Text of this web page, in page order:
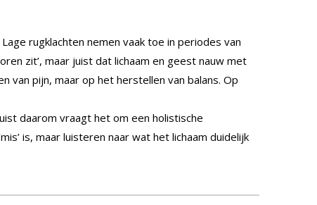
rugklachten nemen vaak toe in periodes van
zit’, maar juist dat lichaam en geest nauw met
van pijn, maar op het herstellen van balans. Op
daarom vraagt het om een holistische
is, maar luisteren naar wat het lichaam duidelijk